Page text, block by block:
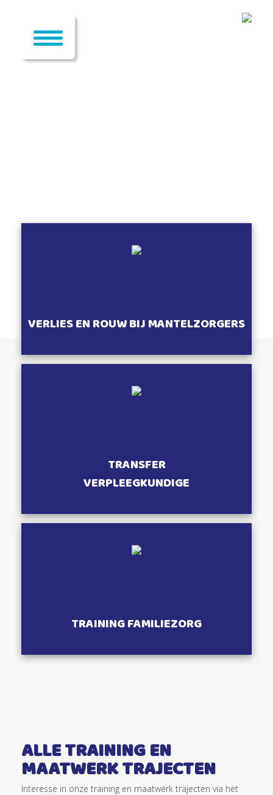
VERLIES EN ROUW BIJ MANTELZORGERS
TRANSFER
VERPLEEGKUNDIGE
TRAINING FAMILIEZORG
ALLE TRAINING EN
MAATWERK TRAJECTEN
Interesse in onze training en maatwerk trajecten via het